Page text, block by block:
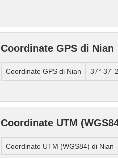
Coordinate GPS di Nian
Coordinate GPS di Nian 37° 37'
Coordinate UTM
Coordinate UTM (WGS84) di Nian